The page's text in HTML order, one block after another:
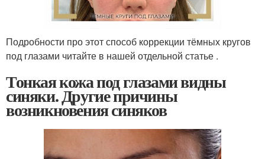
Подробности про этот способ коррекции тёмных кругов
под глазами читайте в нашей отдельной статье .
Тонкая кожа под глазами видны
синяки. Другие причины
возникновения синяков